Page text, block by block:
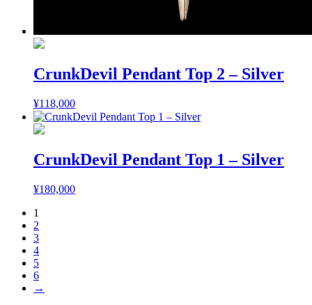
CrunkDevil Pendant Top 2 – Silver
¥118,000
CrunkDevil Pendant Top 1 – Silver
¥180,000
1
2
3
4
5
6
→